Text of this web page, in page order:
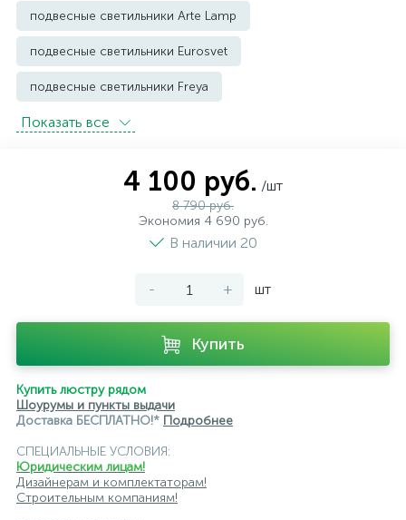
подвесные светильники Arte Lamp
подвесные светильники Eurosvet
подвесные светильники Freya
подвесные светильники Imperium Loft
подвесные светильники Lightstar
подвесные светильники Loft it
подвесные светильники Maytoni
подвесные светильники Newport
подвесные светильники Odeon Light
подвесные светильники ST Luce
подвесные светильники для лестниц
Показать всe
4 100 руб. /шт
8 790 руб.
Экономия 4 690 руб.
В наличии 20
- + шт
Купить
Купить люстру рядом
Шоурумы и пункты выдачи
Доставка БЕСПЛАТНО!* Подробнее
СПЕЦИАЛЬНЫЕ УСЛОВИЯ:
Юридическим лицам!
Дизайнерам и комплектаторам!
Строительным компаниям!